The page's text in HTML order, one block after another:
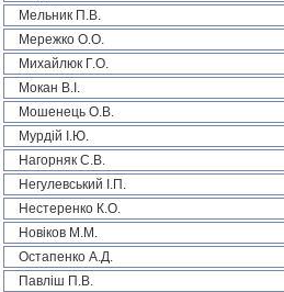
Мельник П.В.
Мережко О.О.
Михайлюк Г.О.
Мокан В.І.
Мошенець О.В.
Мурдій І.Ю.
Нагорняк С.В.
Негулевський І.П.
Нестеренко К.О.
Новіков М.М.
Остапенко А.Д.
Павліш П.В.